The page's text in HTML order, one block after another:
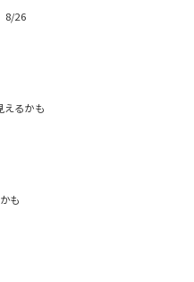
8/26
えるかも
も